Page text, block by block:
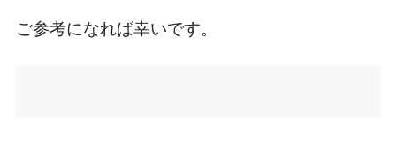
ご参考になれば幸いです。